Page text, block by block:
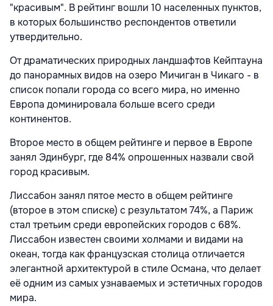
"красивым". В рейтинг вошли 10 населенных пунктов,
в которых большинство респондентов ответили
утвердительно.
От драматических природных ландшафтов Кейптауна
до панорамных видов на озеро Мичиган в Чикаго - в
список попали города со всего мира, но именно
Европа доминировала больше всего среди
континентов.
Второе место в общем рейтинге и первое в Европе
занял Эдинбург, где 84% опрошенных назвали свой
город красивым.
Лиссабон занял пятое место в общем рейтинге
(второе в этом списке) с результатом 74%, а Париж
стал третьим среди европейских городов с 68%.
Лиссабон известен своими холмами и видами на
океан, тогда как французская столица отличается
элегантной архитектурой в стиле Османа, что делает
её одним из самых узнаваемых и эстетичных городов
мира.